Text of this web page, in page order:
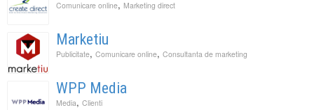
Comunicare online, Marketing direct
Marketiu
Publicitate, Comunicare online, Consultanta de marketing
WPP Media
Media, Clienti